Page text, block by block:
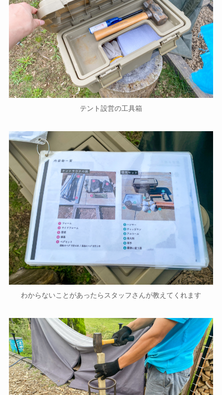
テント設営の工具箱
わからないことがあったらスタッフさんが教えてくれます